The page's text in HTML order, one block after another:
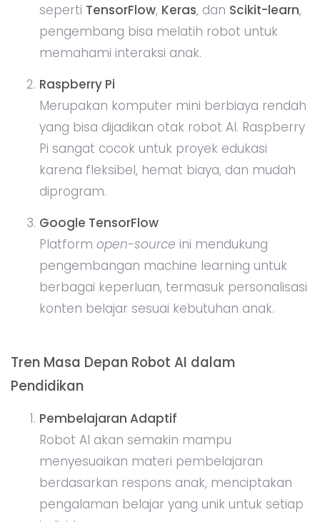
seperti TensorFlow, Keras, dan Scikit-learn,
pengembang bisa melatih robot untuk
memahami interaksi anak.
Raspberry Pi
Merupakan komputer mini berbiaya rendah
yang bisa dijadikan otak robot AI. Raspberry
Pi sangat cocok untuk proyek edukasi
karena fleksibel, hemat biaya, dan mudah
diprogram.
Google TensorFlow
Platform open-source ini mendukung
pengembangan machine learning untuk
berbagai keperluan, termasuk personalisasi
konten belajar sesuai kebutuhan anak.
Tren Masa Depan Robot AI dalam
Pendidikan
Pembelajaran Adaptif
Robot AI akan semakin mampu
menyesuaikan materi pembelajaran
berdasarkan respons anak, menciptakan
pengalaman belajar yang unik untuk setiap